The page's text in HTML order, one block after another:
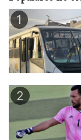
1
2